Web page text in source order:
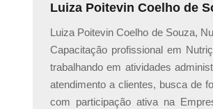
Luiza Poitevin Coelho de
Luiza Poitevin Coelho de Souza,
Capacitação profissional em
trabalhando em atividades
atendimento a clientes, busca de
com participação ativa na